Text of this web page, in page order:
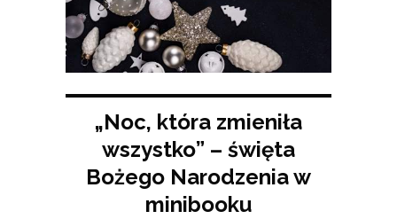
„Noc, która zmieniła
wszystko” – święta
Bożego Narodzenia w
minibooku